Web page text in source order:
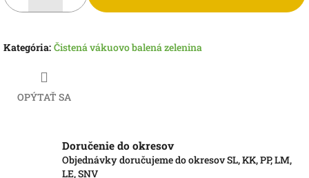
Kategória: Čistená vákuovo balená zelenina
OPÝTAŤ SA
Doručenie do okresov
Objednávky doručujeme do okresov SL, KK, PP, LM,
LE, SNV